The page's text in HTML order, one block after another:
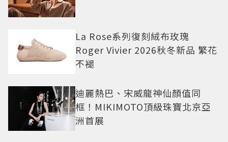
La Rose系列復刻絨布玫瑰
Roger Vivier 2026秋冬新品 繁花
不褪
迪麗熱巴、宋威龍神仙顏值同
框！MIKIMOTO頂級珠寶北京亞
洲首展